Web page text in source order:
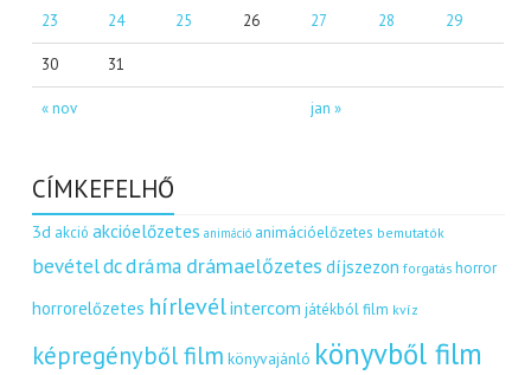
« nov jan »
23 24 25 26 27 28 29
30 31
CÍMKEFELHŐ
3d akció akcióelőzetes animáció animációelőzetes bemutatók
bevételdcdráma drámaelőzetes díjszezon forgatás horror
horrorelőzetes hírlevélintercom játékból film kvíz
képregényből film könyvajánló könyvből film